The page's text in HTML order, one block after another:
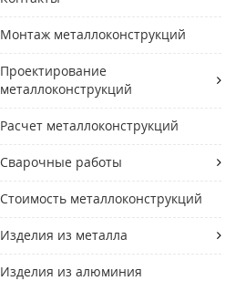
Монтаж металлоконструкций
Проектирование
металлоконструкций
Расчет металлоконструкций
Сварочные работы
Стоимость металлоконструкций
Изделия из металла
Изделия из алюминия